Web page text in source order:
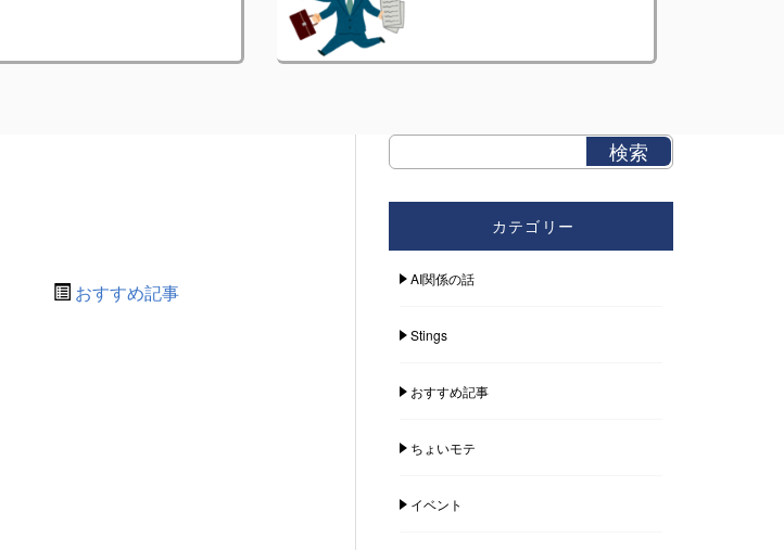
おすすめ記事
カテゴリー
AI関係の話
Stings
おすすめ記事
ちょいモテ
イベント